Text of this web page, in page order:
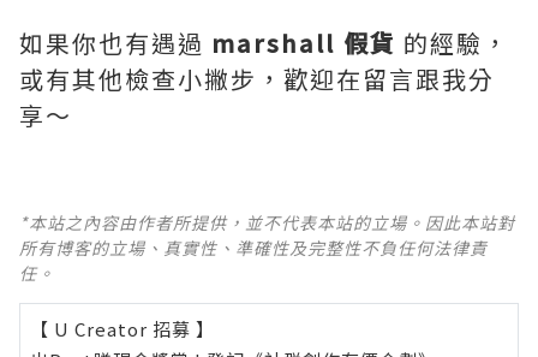
如果你也有遇過 marshall 假貨 的經驗，
或有其他檢查小撇步，歡迎在留言跟我分
享～
*本站之內容由作者所提供，並不代表本站的立場。因此本站對
所有博客的立場、真實性、準確性及完整性不負任何法律責
任。
【 U Creator 招募 】